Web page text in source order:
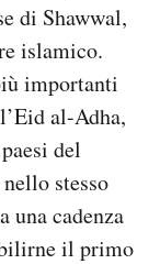
di Shawwal,
islamico.
importanti
al-Adha,
del
stesso
una cadenza
il primo